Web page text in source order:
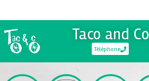
Taco and Co
Téléphone